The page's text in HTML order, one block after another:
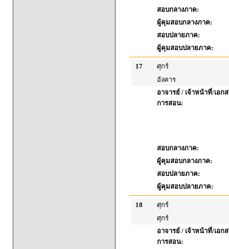
สอบกลางภาค:
ผู้คุมสอบกลางภาค:
สอบปลายภาค:
ผู้คุมสอบปลายภาค:
17
ศุกร์
อังคาร
อาจารย์ / เจ้าหน้าที่/เอก
การสอน:
สอบกลางภาค:
ผู้คุมสอบกลางภาค:
สอบปลายภาค:
ผู้คุมสอบปลายภาค:
18
ศุกร์
ศุกร์
อาจารย์ / เจ้าหน้าที่/เอก
การสอน: